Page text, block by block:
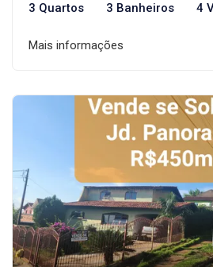
3 Quartos 3 Banheiros 4
Mais informações